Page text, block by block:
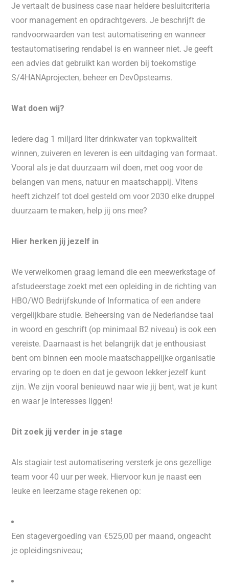
Je vertaalt de business case naar heldere besluitcriteria
voor management en opdrachtgevers. Je beschrijft de
randvoorwaarden van test automatisering en wanneer
testautomatisering rendabel is en wanneer niet. Je geeft
een advies dat gebruikt kan worden bij toekomstige
S/4HANAprojecten, beheer en DevOpsteams.
Wat doen wij?
Iedere dag 1 miljard liter drinkwater van topkwaliteit
winnen, zuiveren en leveren is een uitdaging van formaat.
Vooral als je dat duurzaam wil doen, met oog voor de
belangen van mens, natuur en maatschappij. Vitens
heeft zichzelf tot doel gesteld om voor 2030 elke druppel
duurzaam te maken, help jij ons mee?
Hier herken jij jezelf in
We verwelkomen graag iemand die een meewerkstage of
afstudeerstage zoekt met een opleiding in de richting van
HBO/WO Bedrijfskunde of Informatica of een andere
vergelijkbare studie. Beheersing van de Nederlandse taal
in woord en geschrift (op minimaal B2 niveau) is ook een
vereiste. Daarnaast is het belangrijk dat je enthousiast
bent om binnen een mooie maatschappelijke organisatie
ervaring op te doen en dat je gewoon lekker jezelf kunt
zijn. We zijn vooral benieuwd naar wie jij bent, wat je kunt
en waar je interesses liggen!
Dit zoek jij verder in je stage
Als stagiair test automatisering versterk je ons gezellige
team voor 40 uur per week. Hiervoor kun je naast een
leuke en leerzame stage rekenen op:
Een stagevergoeding van €525,00 per maand, ongeacht
je opleidingsniveau;